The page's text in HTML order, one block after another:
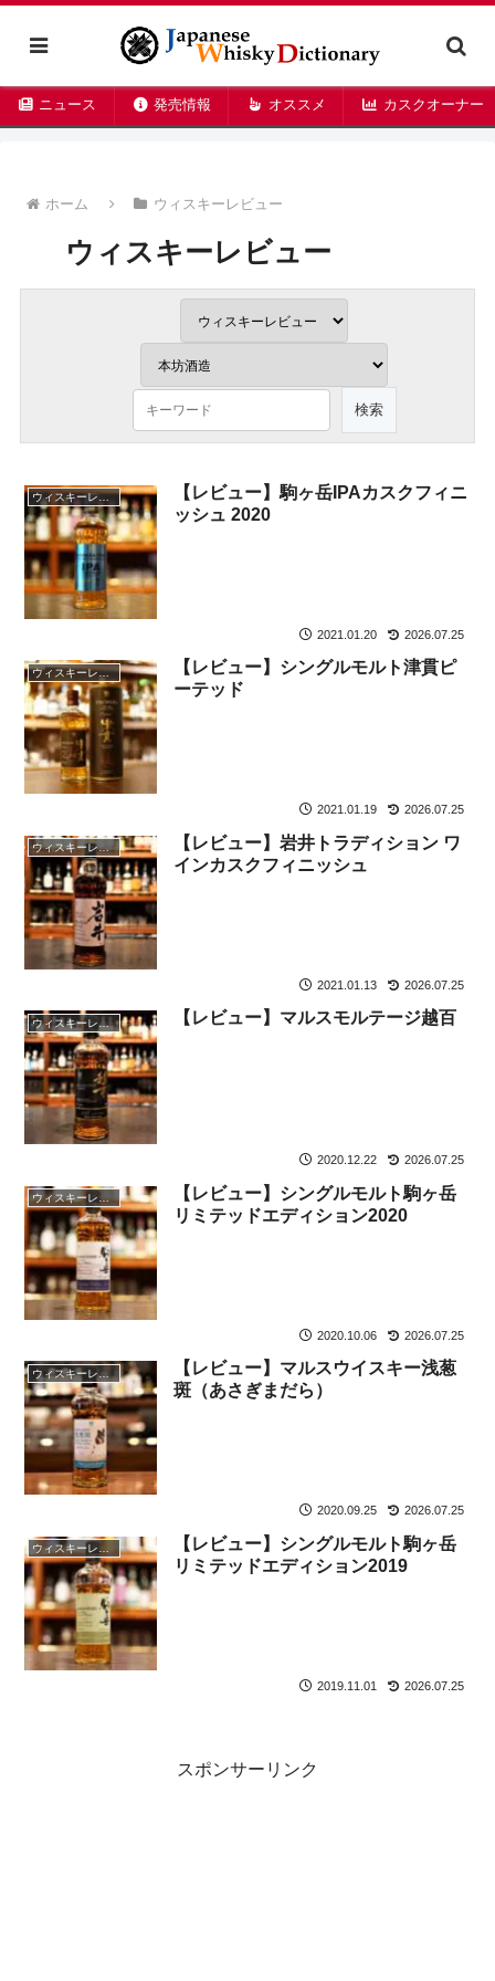
ニュース 発売情報 オススメ カスクオーナー
ホーム ウィスキーレビュー
ウィスキーレビュー
ウィスキーレビュー
【レビュー】駒ヶ岳IPAカスクフィニ
ッシュ 2020
2021.01.20 2026.07.25
ウィスキーレビュー
【レビュー】シングルモルト津貫ピ
ーテッド
2021.01.19 2026.07.25
ウィスキーレビュー
【レビュー】岩井トラディション ワ
インカスクフィニッシュ
2021.01.13 2026.07.25
ウィスキーレビュー 【レビュー】マルスモルテージ越百
2020.12.22 2026.07.25
ウィスキーレビュー
【レビュー】シングルモルト駒ヶ岳
リミテッドエディション2020
2020.10.06 2026.07.25
ウィスキーレビュー
【レビュー】マルスウイスキー浅葱
斑（あさぎまだら）
2020.09.25 2026.07.25
ウィスキーレビュー
【レビュー】シングルモルト駒ヶ岳
リミテッドエディション2019
2019.11.01 2026.07.25
スポンサーリンク